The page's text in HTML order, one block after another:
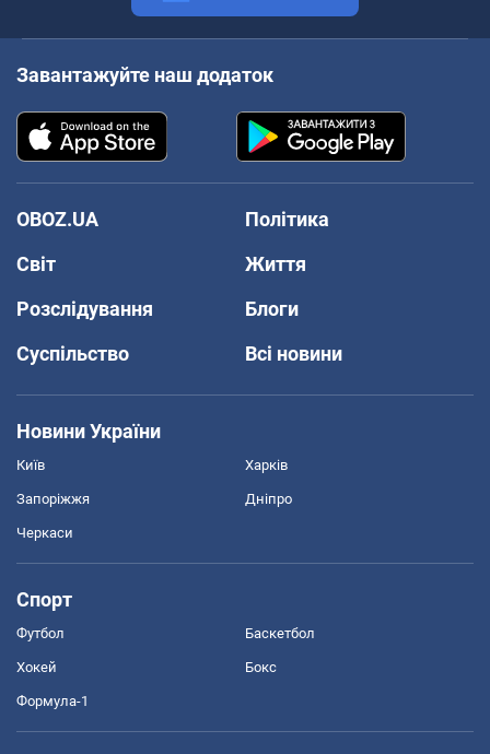
Завантажуйте наш додаток
OBOZ.UA
Політика
Світ
Життя
Розслідування
Блоги
Суспільство
Всі новини
Новини України
Київ Харків
Запоріжжя Дніпро
Черкаси
Спорт
Футбол Баскетбол
Хокей Бокс
Формула-1